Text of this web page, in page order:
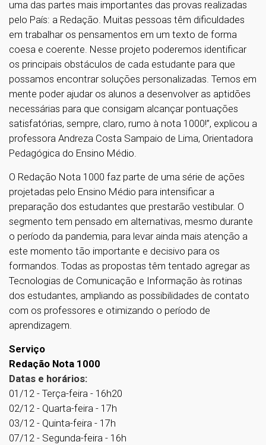
uma das partes mais importantes das provas realizadas
pelo País: a Redação. Muitas pessoas têm dificuldades
em trabalhar os pensamentos em um texto de forma
coesa e coerente. Nesse projeto poderemos identificar
os principais obstáculos de cada estudante para que
possamos encontrar soluções personalizadas. Temos em
mente poder ajudar os alunos a desenvolver as aptidões
necessárias para que consigam alcançar pontuações
satisfatórias, sempre, claro, rumo à nota 1000!”, explicou a
professora Andreza Costa Sampaio de Lima, Orientadora
Pedagógica do Ensino Médio.
O Redação Nota 1000 faz parte de uma série de ações
projetadas pelo Ensino Médio para intensificar a
preparação dos estudantes que prestarão vestibular. O
segmento tem pensado em alternativas, mesmo durante
o período da pandemia, para levar ainda mais atenção a
este momento tão importante e decisivo para os
formandos. Todas as propostas têm tentado agregar as
Tecnologias de Comunicação e Informação às rotinas
dos estudantes, ampliando as possibilidades de contato
com os professores e otimizando o período de
aprendizagem.
Serviço
Redação Nota 1000
Datas e horários:
01/12 - Terça-feira - 16h20
02/12 - Quarta-feira - 17h
03/12 - Quinta-feira - 17h
07/12 - Segunda-feira - 16h